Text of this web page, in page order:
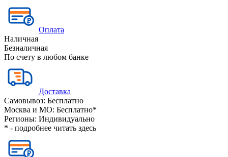
Оплата
Наличная
Безналичная
По счету в любом банке
Доставка
Самовывоз: Бесплатно
Москва и МО: Бесплатно*
Регионы: Индивидуально
* - подробнее читать здесь